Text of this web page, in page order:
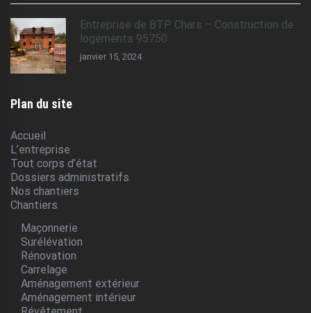
Entreprise de BTP Chars – Construction de
logements 95750
janvier 15, 2024
Plan du site
Accueil
L’entreprise
Tout corps d’état
Dossiers administratifs
Nos chantiers
Chantiers
Maçonnerie
Surélévation
Rénovation
Carrelage
Aménagement extérieur
Aménagement intérieur